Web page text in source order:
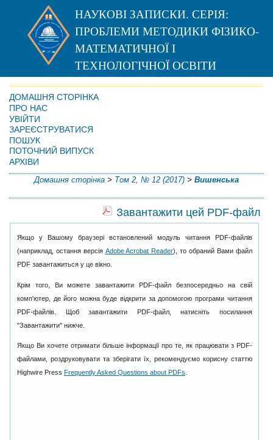
НАУКОВІ ЗАПИСКИ. СЕРІЯ:
ПРОБЛЕМИ МЕТОДИКИ ФІЗИКО-
МАТЕМАТИЧНОЇ І
ТЕХНОЛОГІЧНОЇ ОСВІТИ
ДОМАШНЯ СТОРІНКА
ПРО НАС
УВІЙТИ
ЗАРЕЄСТРУВАТИСЯ
ПОШУК
ПОТОЧНИЙ ВИПУСК
АРХІВИ
Домашня сторінка > Том 2, № 12 (2017) > Вишенська
Завантажити цей PDF-файл
Якщо у Вашому браузері встановлений модуль читання PDF-файлів
(наприклад, остання версія Adobe Acrobat Reader), то обраний Вами файл
PDF завантажиться у це вікно.
Крім того, Ви можете завантажити PDF-файл безпосередньо на свій
комп'ютер, де його можна буде відкрити за допомогою програми читання
PDF-файлів. Щоб завантажити PDF-файл, натисніть посилання
"Завантажити" нижче.
Якщо Ви хочете отримати більше інформації про те, як працювати з PDF-
файлами, роздруковувати та зберігати їх, рекомендуємо корисну статтю
Highwire Press Frequently Asked Questions about PDFs